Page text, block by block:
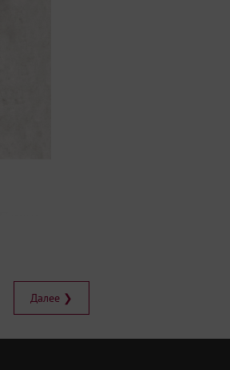
Далее ❯